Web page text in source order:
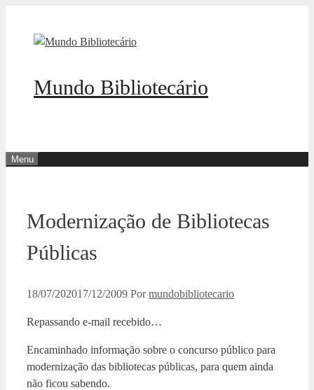
Mundo Bibliotecário
Menu
Modernização de Bibliotecas
Públicas
18/07/202017/12/2009 Pormundobibliotecario
Repassando e-mail recebido…
Encaminhado informação sobre o concurso público para
modernização das bibliotecas públicas, para quem ainda
não ficou sabendo.